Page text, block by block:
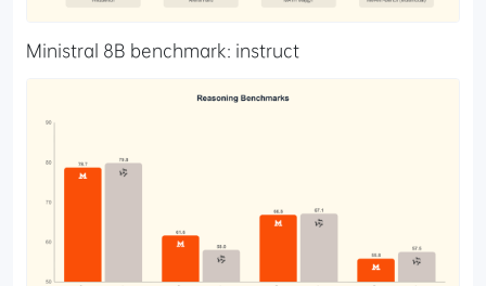
Ministral 8B benchmark: instruct